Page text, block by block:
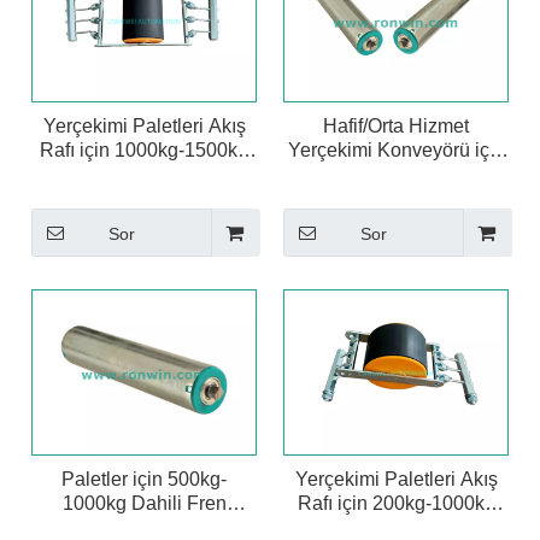
çerçeve tasarımıyla uyumlu olmalıdır.
Bakım: Harici fren üniteleri, sürtünme malzemeleri
Yerçekimi Paletleri Akış
Rafı için 1000kg-1500kg
Sor
Hafif/Orta Hizmet
Yerçekimi Konveyörü için
Sor
Paletler için 500kg-
1000kg Dahili Fren
Yerçekimi Paletleri Akış
Rafı için 200kg-1000kg